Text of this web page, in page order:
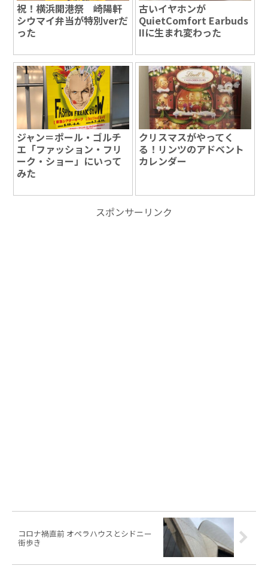
祝！横浜開港祭 崎陽軒
シウマイ弁当が特別verだ
った
古いイヤホンが
QuietComfort Earbuds
IIに生まれ変わった
ジャン＝ポール・ゴルチ
エ「ファッション・フリ
ーク・ショー」にいって
みた
クリスマスがやってく
る！リンツのアドベント
カレンダー
スポンサーリンク
コロナ禍直前 オペラハウスとシドニー
街歩き